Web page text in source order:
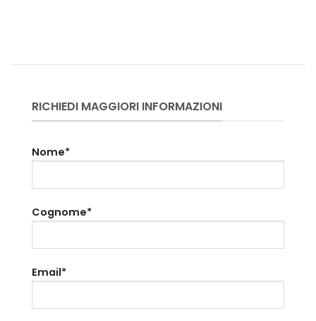
RICHIEDI MAGGIORI INFORMAZIONI
Nome*
Cognome*
Email*